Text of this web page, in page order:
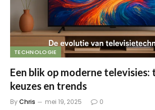
TECHNOLOGIE
Een blik op moderne televisies:
keuzes en trends
ByChris mei 19, 2025 0